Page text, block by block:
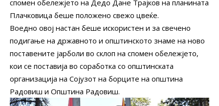
спомен обележјето на Дедо Дане Трајков на планината
Плачковица беше положено свежо цвеќе.
Воедно овој настан беше искористен и за свечено
подигање на државното и општинското знаме на ново
поставените јарболи во склоп на спомен обележјето,
кои се поставија во соработка со општинската
организација на Сојузот на борците на општина
Радовиш и Општина Радовиш.